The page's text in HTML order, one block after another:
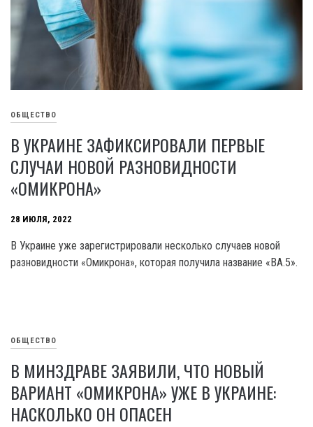
ОБЩЕСТВО
В УКРАИНЕ ЗАФИКСИРОВАЛИ ПЕРВЫЕ
СЛУЧАИ НОВОЙ РАЗНОВИДНОСТИ
«ОМИКРОНА»
28 ИЮЛЯ, 2022
В Украине уже зарегистрировали несколько случаев новой
разновидности «Омикрона», которая получила название «ВА.5».
ОБЩЕСТВО
В МИНЗДРАВЕ ЗАЯВИЛИ, ЧТО НОВЫЙ
ВАРИАНТ «ОМИКРОНА» УЖЕ В УКРАИНЕ:
НАСКОЛЬКО ОН ОПАСЕН